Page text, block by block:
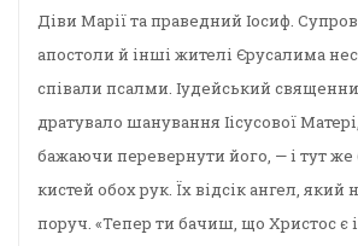
Діви Марії та праведний Іосиф.
апостоли й інші жителі Єрусалима
співали псалми. Іудейський
дратувало шанування Іісусової
бажаючи перевернути його, — і тут
кистей обох рук. Їх відсік ангел,
поруч. «Тепер ти бачиш, що Христос є